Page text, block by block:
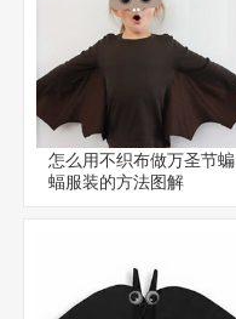
怎么用不织布做万圣节蝙
蝠服装的方法图解